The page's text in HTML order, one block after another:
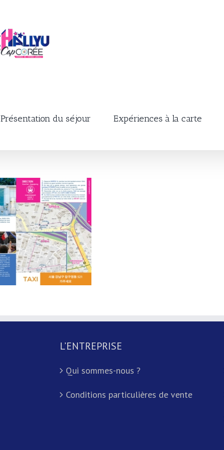
Présentation du séjour Expériences à la carte
L’ENTREPRISE
Qui sommes-nous ?
Conditions particulières de vente